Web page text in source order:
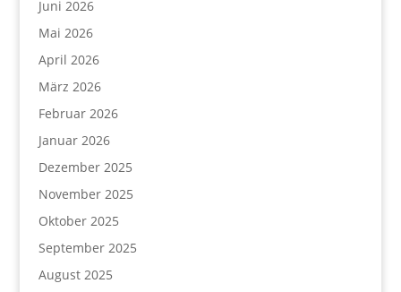
Juni 2026
Mai 2026
April 2026
März 2026
Februar 2026
Januar 2026
Dezember 2025
November 2025
Oktober 2025
September 2025
August 2025